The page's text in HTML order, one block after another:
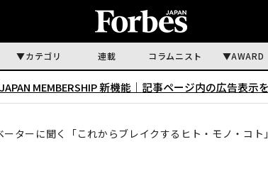
カテゴリ 連載 コラムニスト AWARD
MEMBERSHIP 新機能｜ 記事ページ内の広告表示
ターに聞く「これからブレイクするヒト・モノ・コト」